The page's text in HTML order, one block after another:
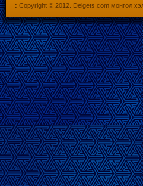
: Copyright © 2012. Delgets.com монгол